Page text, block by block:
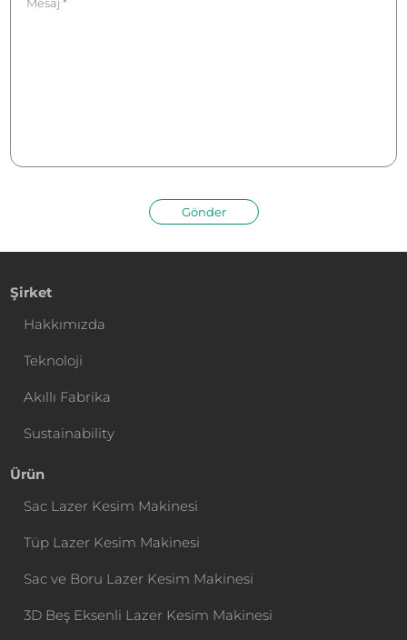
Gönder
Şirket
Hakkımızda
Teknoloji
Akıllı Fabrika
Sustainability
Ürün
Sac Lazer Kesim Makinesi
Tüp Lazer Kesim Makinesi
Sac ve Boru Lazer Kesim Makinesi
3D Beş Eksenli Lazer Kesim Makinesi